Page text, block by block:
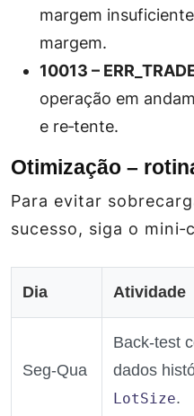
margem
margem.
10013 –
operação em
e re‑tente.
Otimização –
Para evitar
sucesso, siga o
Dia Atividade
Seg‑Qua
Back‑test
dados
LotSize.